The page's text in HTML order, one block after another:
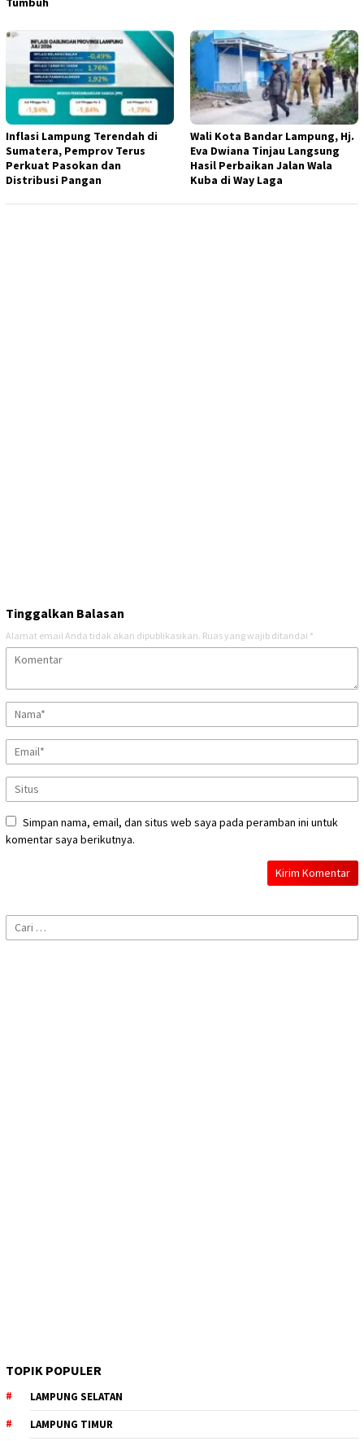
Inflasi Lampung Terendah di
Sumatera, Pemprov Terus
Perkuat Pasokan dan
Distribusi Pangan
Wali Kota Bandar Lampung, Hj.
Eva Dwiana Tinjau Langsung
Hasil Perbaikan Jalan Wala
Kuba di Way Laga
Tinggalkan Balasan
Alamat email Anda tidak akan dipublikasikan. Ruas yang wajib ditandai *
Simpan nama, email, dan situs web saya pada peramban ini untuk
komentar saya berikutnya.
Cari
untuk:
TOPIK POPULER
LAMPUNG SELATAN
LAMPUNG TIMUR